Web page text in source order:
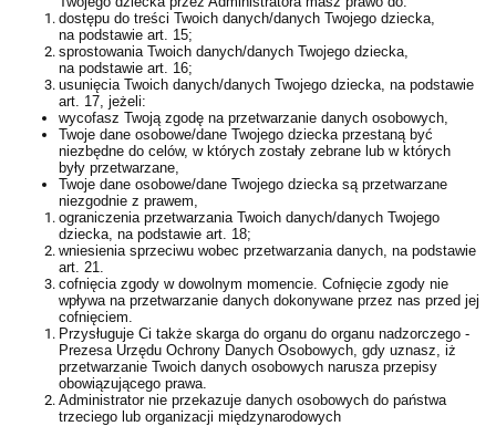
dostępu do treści Twoich danych/danych Twojego dziecka,
na podstawie art. 15;
sprostowania Twoich danych/danych Twojego dziecka,
na podstawie art. 16;
usunięcia Twoich danych/danych Twojego dziecka, na podstawie
art. 17, jeżeli:
wycofasz Twoją zgodę na przetwarzanie danych osobowych,
Twoje dane osobowe/dane Twojego dziecka przestaną być
niezbędne do celów, w których zostały zebrane lub w których
były przetwarzane,
Twoje dane osobowe/dane Twojego dziecka są przetwarzane
niezgodnie z prawem,
ograniczenia przetwarzania Twoich danych/danych Twojego
dziecka, na podstawie art. 18;
wniesienia sprzeciwu wobec przetwarzania danych, na podstawie
art. 21.
cofnięcia zgody w dowolnym momencie. Cofnięcie zgody nie
wpływa na przetwarzanie danych dokonywane przez nas przed jej
cofnięciem.
Przysługuje Ci także skarga do organu do organu nadzorczego -
Prezesa Urzędu Ochrony Danych Osobowych, gdy uznasz, iż
przetwarzanie Twoich danych osobowych narusza przepisy
obowiązującego prawa.
Administrator nie przekazuje danych osobowych do państwa
trzeciego lub organizacji międzynarodowych